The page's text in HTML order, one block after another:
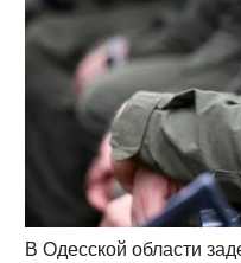
В Одесской области